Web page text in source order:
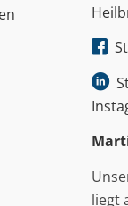
liegt